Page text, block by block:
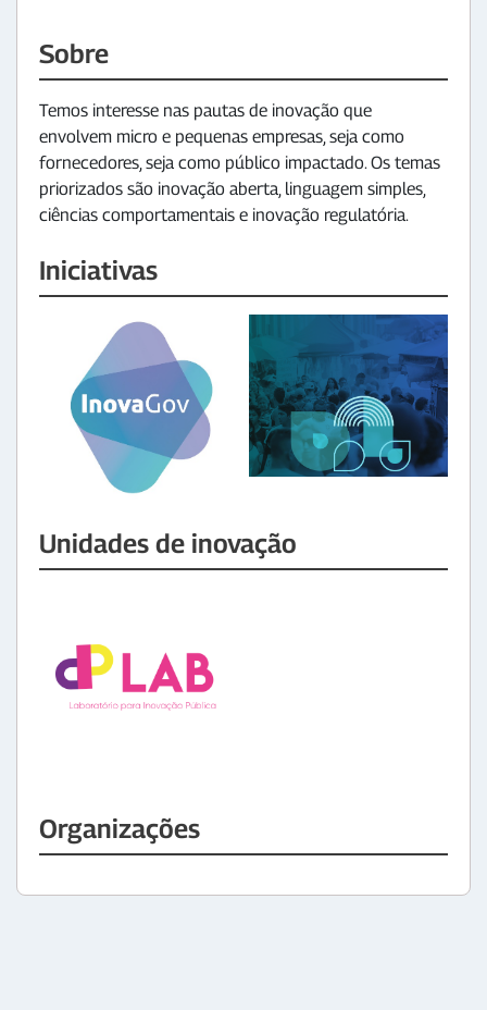
Sobre
Temos interesse nas pautas de inovação que
envolvem micro e pequenas empresas, seja como
fornecedores, seja como público impactado. Os temas
priorizados são inovação aberta, linguagem simples,
ciências comportamentais e inovação regulatória.
Iniciativas
Unidades de inovação
Organizações